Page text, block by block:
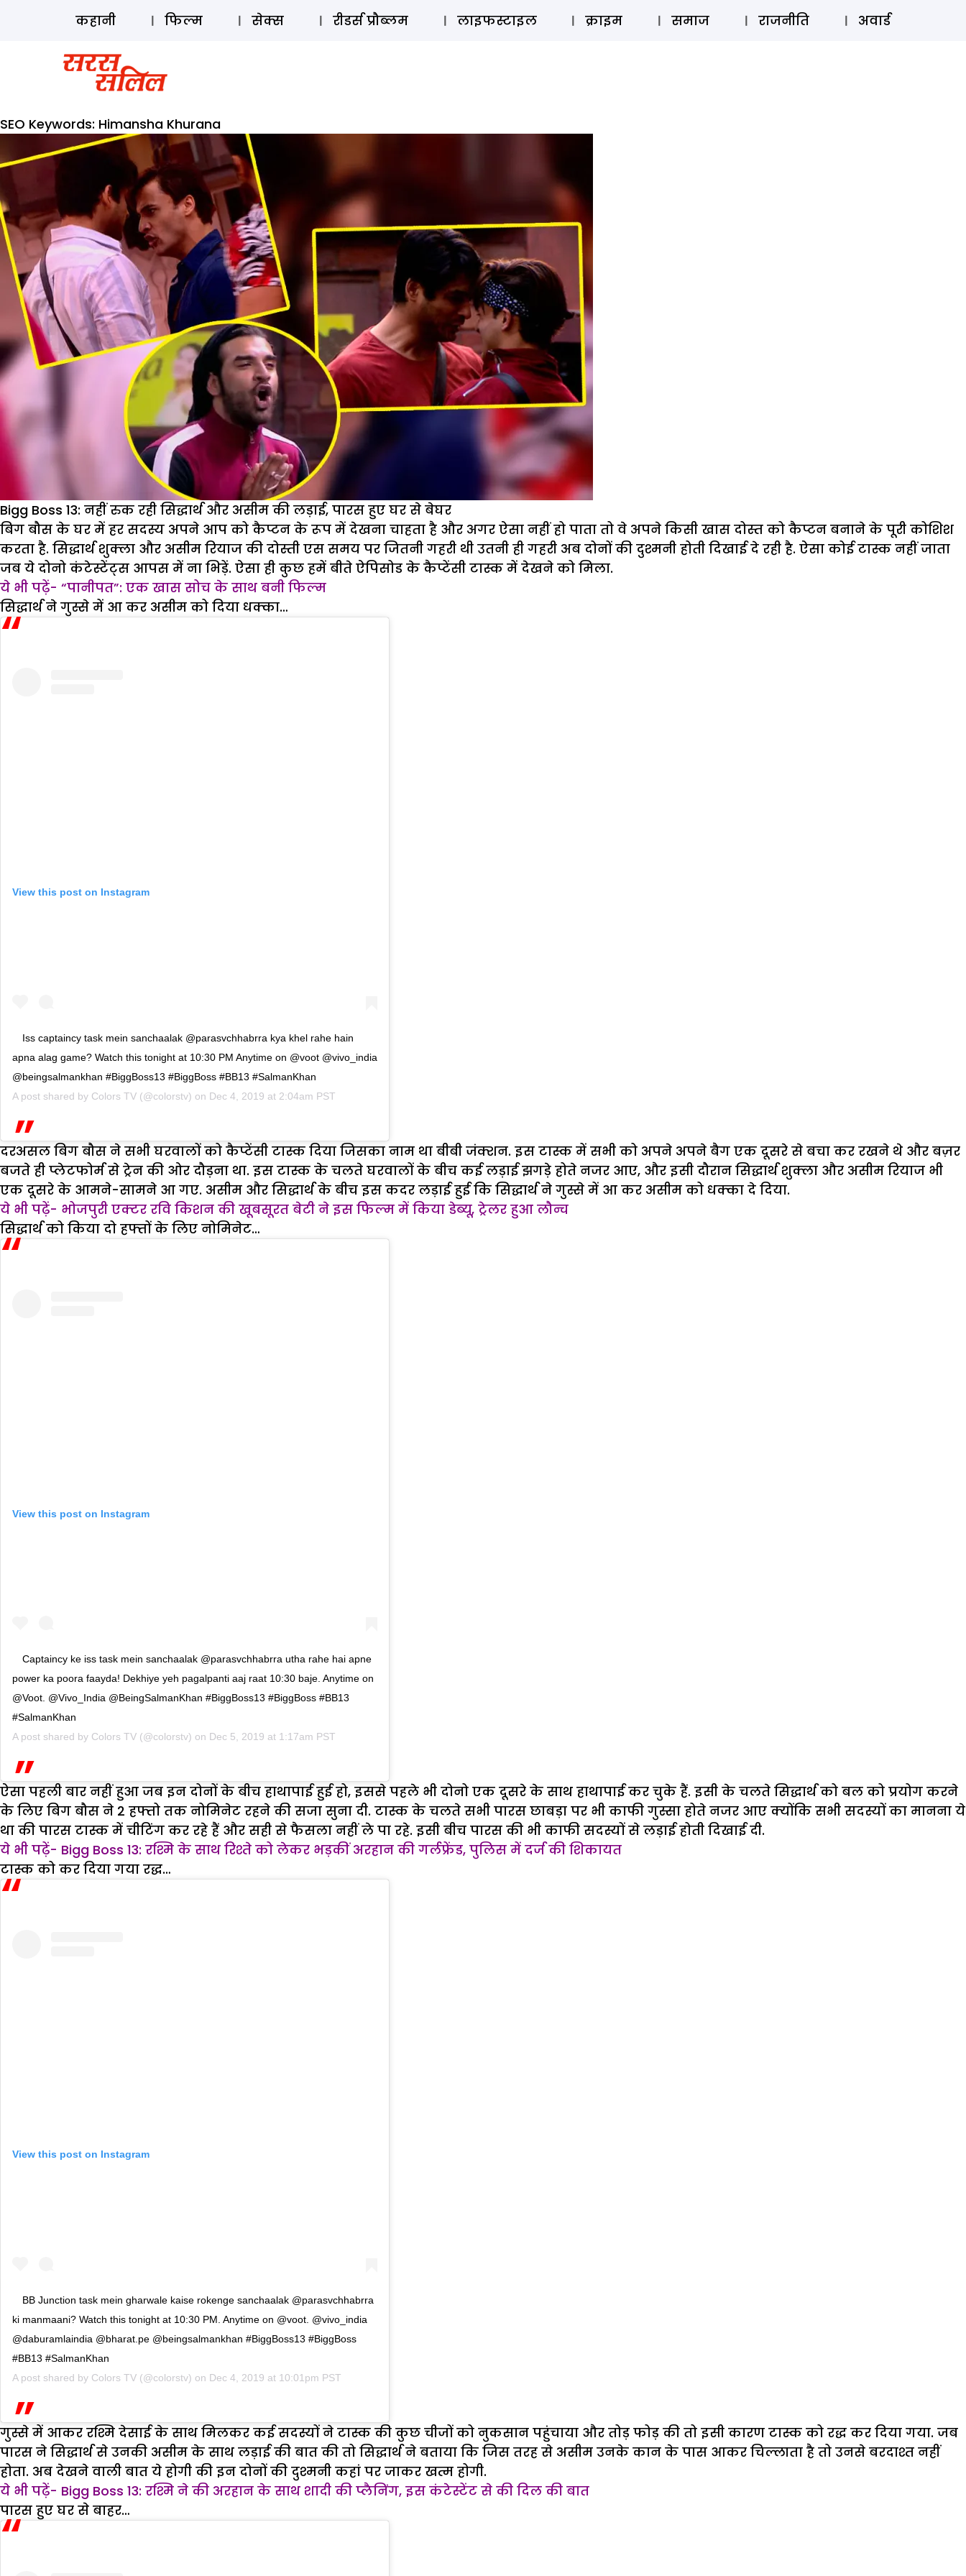
ऑडियो स्टोरी लॉग इन ⚲ SUBSCRIBE
कहानी फिल्म सेक्स रीडर्स प्रौब्लम लाइफस्टाइल क्राइम समाज राजनीति अवार्ड
SEO Keywords: Himansha Khurana
Bigg Boss 13: नहीं रुक रही सिद्धार्थ और असीम की लड़ाई, पारस हुए घर से बेघर
बिग बौस के घर में हर सदस्य अपने आप को कैप्टन के रूप में देखना चाहता है और अगर ऐसा नहीं हो पाता तो वे अपने किसी खास दोस्त को कैप्टन बनाने के पूरी कोशिश
करता है. सिद्धार्थ शुक्ला और असीम रियाज की दोस्ती एस समय पर जितनी गहरी थी उतनी ही गहरी अब दोनों की दुश्मनी होती दिखाई दे रही है. ऐसा कोई टास्क नहीं जाता
जब ये दोनो कंटेस्टेंट्स आपस में ना भिड़ें. ऐसा ही कुछ हमें बीते ऐपिसोड के कैप्टेंसी टास्क में देखने को मिला.
ये भी पढ़ें- “पानीपत”: एक खास सोच के साथ बनी फिल्म
सिद्धार्थ ने गुस्से में आ कर असीम को दिया धक्का…
View this post on Instagram
Iss captaincy task mein sanchaalak @parasvchhabrra kya khel rahe hain
apna alag game? Watch this tonight at 10:30 PM Anytime on @voot @vivo_india
@beingsalmankhan #BiggBoss13 #BiggBoss #BB13 #SalmanKhan
A post shared by Colors TV (@colorstv) on Dec 4, 2019 at 2:04am PST
दरअसल बिग बौस ने सभी घरवालों को कैप्टेंसी टास्क दिया जिसका नाम था बीबी जंक्शन. इस टास्क में सभी को अपने अपने बैग एक दूसरे से बचा कर रखने थे और बज़र
बजते ही प्लेटफोर्म से ट्रेन की ओर दौड़ना था. इस टास्क के चलते घरवालों के बीच कई लड़ाई झगड़े होते नजर आए, और इसी दौरान सिद्धार्थ शुक्ला और असीम रियाज भी
एक दूसरे के आमने-सामने आ गए. असीम और सिद्धार्थ के बीच इस कदर लड़ाई हुई कि सिद्धार्थ ने गुस्से में आ कर असीम को धक्का दे दिया.
ये भी पढ़ें- भोजपुरी एक्टर रवि किशन की खूबसूरत बेटी ने इस फिल्म में किया डेब्यू, ट्रेलर हुआ लौन्च
सिद्धार्थ को किया दो हफ्तों के लिए नोमिनेट…
View this post on Instagram
Captaincy ke iss task mein sanchaalak @parasvchhabrra utha rahe hai apne
power ka poora faayda! Dekhiye yeh pagalpanti aaj raat 10:30 baje. Anytime on
@Voot. @Vivo_India @BeingSalmanKhan #BiggBoss13 #BiggBoss #BB13
#SalmanKhan
A post shared by Colors TV (@colorstv) on Dec 5, 2019 at 1:17am PST
ऐसा पहली बार नहीं हुआ जब इन दोनों के बीच हाथापाई हुई हो, इससे पहले भी दोनो एक दूसरे के साथ हाथापाई कर चुके हैं. इसी के चलते सिद्धार्थ को बल को प्रयोग करने
के लिए बिग बौस ने 2 हफ्तो तक नोमिनेट रहने की सजा सुना दी. टास्क के चलते सभी पारस छाबड़ा पर भी काफी गुस्सा होते नजर आए क्योंकि सभी सदस्यों का मानना ये
था की पारस टास्क में चीटिंग कर रहे हैं और सही से फैसला नहीं ले पा रहे. इसी बीच पारस की भी काफी सदस्यों से लड़ाई होती दिखाई दी.
ये भी पढ़ें- Bigg Boss 13: रश्मि के साथ रिश्ते को लेकर भड़कीं अरहान की गर्लफ्रेंड, पुलिस में दर्ज की शिकायत
टास्क को कर दिया गया रद्ध…
View this post on Instagram
BB Junction task mein gharwale kaise rokenge sanchaalak @parasvchhabrra
ki manmaani? Watch this tonight at 10:30 PM. Anytime on @voot. @vivo_india
@daburamlaindia @bharat.pe @beingsalmankhan #BiggBoss13 #BiggBoss
#BB13 #SalmanKhan
A post shared by Colors TV (@colorstv) on Dec 4, 2019 at 10:01pm PST
गुस्से में आकर रश्मि देसाई के साथ मिलकर कई सदस्यों ने टास्क की कुछ चीजों को नुकसान पहुंचाया और तोड़ फोड़ की तो इसी कारण टास्क को रद्ध कर दिया गया. जब
पारस ने सिद्धार्थ से उनकी असीम के साथ लड़ाई की बात की तो सिद्धार्थ ने बताया कि जिस तरह से असीम उनके कान के पास आकर चिल्लाता है तो उनसे बरदाश्त नहीं
होता. अब देखने वाली बात ये होगी की इन दोनों की दुश्मनी कहां पर जाकर खत्म होगी.
ये भी पढ़ें- Bigg Boss 13: रश्मि ने की अरहान के साथ शादी की प्लैनिंग, इस कंटेस्टेंट से की दिल की बात
पारस हुए घर से बाहर…